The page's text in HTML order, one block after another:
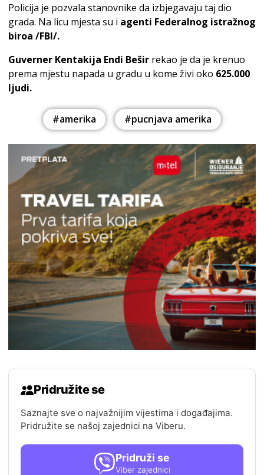
Policija je pozvala stanovnike da izbjegavaju taj dio
grada. Na licu mjesta su i agenti Federalnog istražnog
biroa /FBI/.
Guverner Kentakija Endi Bešir rekao je da je krenuo
prema mjestu napada u gradu u kome živi oko 625.000
ljudi.
#amerika #pucnjava amerika
Pridružite se
Saznajte sve o najvažnijim vijestima i događajima.
Pridružite se našoj zajednici na Viberu.
Pridruži se
Viber zajednici